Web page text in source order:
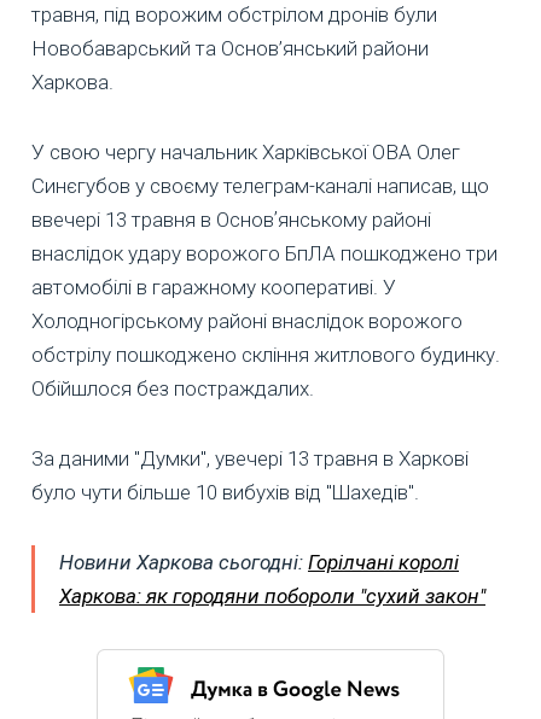
травня, під ворожим обстрілом дронів були
Новобаварський та Основ’янський райони
Харкова.
У свою чергу начальник Харківської ОВА Олег
Синєгубов у своєму телеграм-каналі написав, що
ввечері 13 травня в Основʼянському районі
внаслідок удару ворожого БпЛА пошкоджено три
автомобілі в гаражному кооперативі. У
Холодногірському районі внаслідок ворожого
обстрілу пошкоджено скління житлового будинку.
Обійшлося без постраждалих.
За даними "Думки", увечері 13 травня в Харкові
було чути більше 10 вибухів від "Шахедів".
Новини Харкова сьогодні: Горілчані королі
Харкова: як городяни побороли "сухий закон"